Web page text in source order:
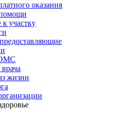
оказания
участку
жизни